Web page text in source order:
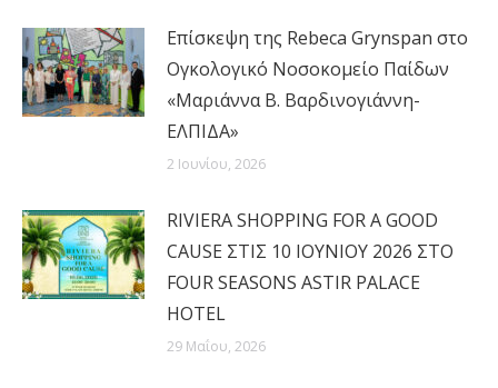
Επίσκεψη της Rebeca Grynspan στο
Ογκολογικό Νοσοκομείο Παίδων
«Μαριάννα Β. Βαρδινογιάννη-
ΕΛΠΙΔΑ»
2 Ιουνίου, 2026
RIVIERA SHOPPING FOR A GOOD
CAUSE ΣΤΙΣ 10 ΙΟΥΝΙΟΥ 2026 ΣΤΟ
FOUR SEASONS ASTIR PALACE
HOTEL
29 Μαΐου, 2026